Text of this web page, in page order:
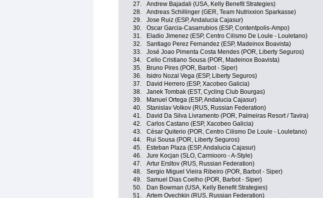
27.
Andrew Bajadali (USA, Kelly Benefit Strategies)
28.
Andreas Schillinger (GER, Team Nutrixxion Sparkasse)
29.
Jose Ruiz (ESP, Andalucia Cajasur)
30.
Oscar Garcia-Casarrubios (ESP, Contentpolis-Ampo)
31.
Eladio Jimenez (ESP, Centro Cilismo De Loule - Louletano)
32.
Santiago Perez Fernandez (ESP, Madeinox Boavista)
33.
José Joao Pimenta Costa Mendes (POR, Liberty Seguros)
34.
Celio Cristiano Sousa (POR, Madeinox Boavista)
35.
Bruno Pires (POR, Barbot - Siper)
36.
Isidro Nozal Vega (ESP, Liberty Seguros)
37.
David Herrero (ESP, Xacobeo Galicia)
38.
Janek Tombak (EST, Cycling Club Bourgas)
39.
Manuel Ortega (ESP, Andalucia Cajasur)
40.
Stanislav Volkov (RUS, Russian Federation)
41.
David Da Silva Livramento (POR, Palmeiras Resort / Tavira)
42.
Carlos Castano (ESP, Xacobeo Galicia)
43.
César Quiterio (POR, Centro Cilismo De Loule - Louletano)
44.
Rui Sousa (POR, Liberty Seguros)
45.
Esteban Plaza (ESP, Andalucia Cajasur)
46.
Jure Kocjan (SLO, Carmiooro - A-Style)
47.
Artur Ersltov (RUS, Russian Federation)
48.
Sergio Miguel Vieira Ribeiro (POR, Barbot - Siper)
49.
Samuel Dias Coelho (POR, Barbot - Siper)
50.
Dan Bowman (USA, Kelly Benefit Strategies)
51.
Artem Ovechkin (RUS, Russian Federation)